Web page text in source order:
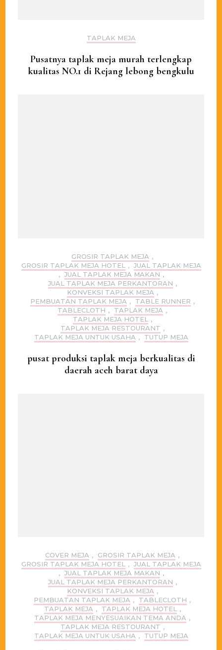
TAPLAK MEJA
Pusatnya taplak meja murah terlengkap
kualitas NO.1 di Rejang lebong bengkulu
GROSIR TAPLAK MEJA ,
GROSIR TAPLAK MEJA HOTEL
, JUAL TAPLAK MEJA
, JUAL TAPLAK MEJA MAKAN ,
JUAL TAPLAK MEJA PERKANTORAN ,
KONVEKSI TAPLAK MEJA ,
PEMBUATAN TAPLAK MEJA , TABLE RUNNER ,
TABLECLOTH , TAPLAK MEJA ,
TAPLAK MEJA HOTEL
,
TAPLAK MEJA RESTOURANT ,
TAPLAK MEJA UNTUK USAHA , TUTUP MEJA
pusat produksi taplak meja berkualitas di
daerah aceh barat daya
COVER MEJA , GROSIR TAPLAK MEJA ,
GROSIR TAPLAK MEJA HOTEL
, JUAL TAPLAK MEJA
, JUAL TAPLAK MEJA MAKAN ,
JUAL TAPLAK MEJA PERKANTORAN ,
KONVEKSI TAPLAK MEJA ,
PEMBUATAN TAPLAK MEJA , TABLECLOTH ,
TAPLAK MEJA , TAPLAK MEJA HOTEL
,
TAPLAK MEJA MENYESUAIKAN TEMA ANDA ,
TAPLAK MEJA RESTOURANT ,
TAPLAK MEJA UNTUK USAHA , TUTUP MEJA